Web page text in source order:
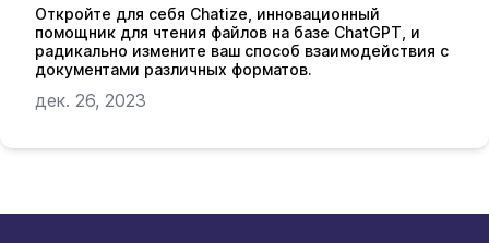
Откройте для себя Chatize, инновационный
помощник для чтения файлов на базе ChatGPT, и
радикально измените ваш способ взаимодействия с
документами различных форматов.
дек. 26, 2023